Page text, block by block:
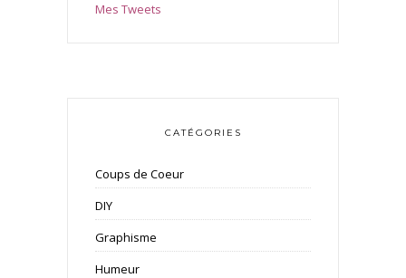
Mes Tweets
CATÉGORIES
Coups de Coeur
DIY
Graphisme
Humeur